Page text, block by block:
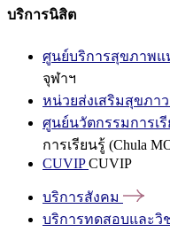
บริการนิสิต
ศูนย์บริการสุขภาพแ
จุฬาฯ
หน่วยส่งเสริมสุขภา
ศูนย์นวัตกรรมการเรี
การเรียนรู้ (Chula
CUVIPCUVIP
บริการสังคม
บริการทดสอบและวิ